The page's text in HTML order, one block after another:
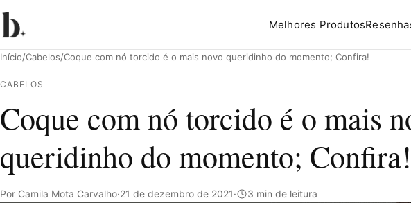
Melhores Produtos
Pesquisar
Início/Cabelos/Coque com nó torcido é o mais novo queridinho do momento; Confira!
CABELOS
Coque com nó torcido é o mais
queridinho do momento; Confira!
Por Camila Mota Carvalho·21 de dezembro de 2021· 3 min de leitura